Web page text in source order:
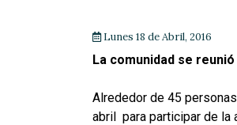
Lunes 18 de Abril, 2016
La comunidad se
Alrededor de 45
abril para participar de la